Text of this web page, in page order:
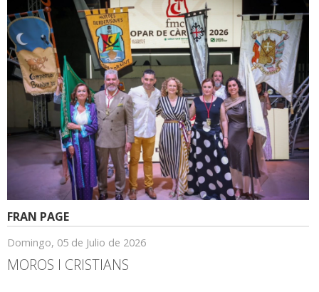
FRAN PAGE
Domingo, 05 de Julio de 2026
MOROS I CRISTIANS